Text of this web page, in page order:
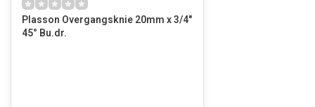
Plasson Overgangsknie 20mm x 3/4"
45° Bu.dr.